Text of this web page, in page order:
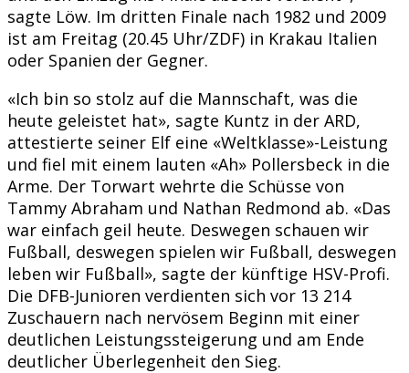
sagte Löw. Im dritten Finale nach 1982 und 2009
ist am Freitag (20.45 Uhr/ZDF) in Krakau Italien
oder Spanien der Gegner.
«Ich bin so stolz auf die Mannschaft, was die
heute geleistet hat», sagte Kuntz in der ARD,
attestierte seiner Elf eine «Weltklasse»-Leistung
und fiel mit einem lauten «Ah» Pollersbeck in die
Arme. Der Torwart wehrte die Schüsse von
Tammy Abraham und Nathan Redmond ab. «Das
war einfach geil heute. Deswegen schauen wir
Fußball, deswegen spielen wir Fußball, deswegen
leben wir Fußball», sagte der künftige HSV-Profi.
Die DFB-Junioren verdienten sich vor 13 214
Zuschauern nach nervösem Beginn mit einer
deutlichen Leistungssteigerung und am Ende
deutlicher Überlegenheit den Sieg.